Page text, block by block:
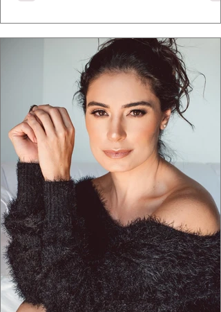
estruturas geométricas, volumes
aquele concreto aparente típico da
arquitetura paulistana em peças de vestir,